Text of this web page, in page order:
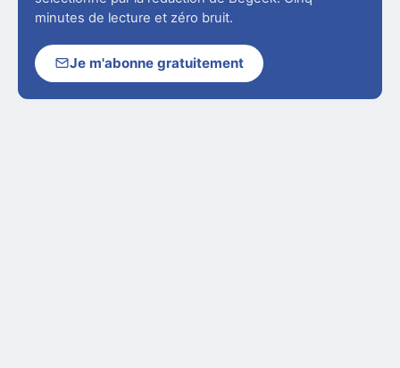
minutes de lecture et zéro bruit.
Je m'abonne gratuitement